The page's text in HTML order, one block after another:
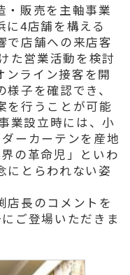
・販売を主軸事業
に4店舗を構える
で店舗への来店客
た営業活動を検討
ンライン接客を開
子を確認でき、
を行うことが可能
業設立時には、小
ーカーテンを産地
の革命児」といわ
にとらわれない姿
店長のコメントを
ご登場いただきま